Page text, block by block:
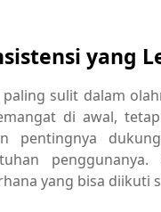
yang
paling sulit dalam
di awal,
pentingnya
yang bisa diikuti